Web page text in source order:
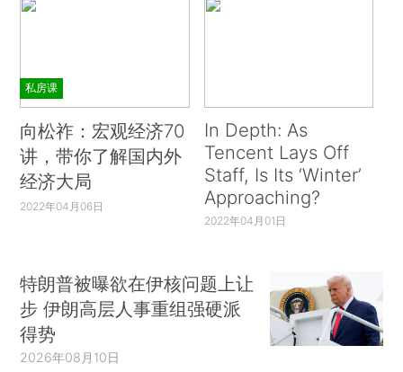
私房课
向松祚：宏观经济70
讲，带你了解国内外
经济大局
2022年04月06日
In Depth: As
Tencent Lays Off
Staff, Is Its ‘Winter’
Approaching?
2022年04月01日
特朗普被曝欲在伊核问题上让
步 伊朗高层人事重组强硬派
得势
2026年08月10日